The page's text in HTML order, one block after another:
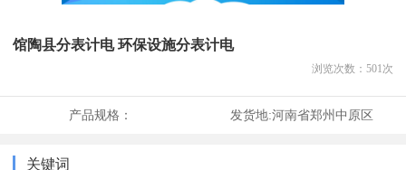
馆陶县分表计电 环保设施分表计电
浏览次数： 501 次
产品规格： 发货地:河南省郑州中原区
关键词